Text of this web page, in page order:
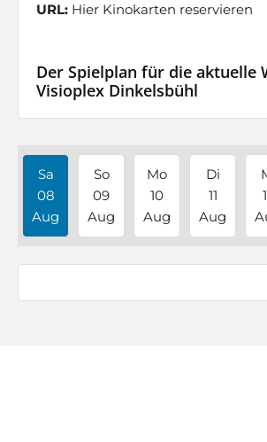
URL: Hier Kinokarten reservieren
Der Spielplan für die aktuelle
Visioplex Dinkelsbühl
Sa
08
Aug
So
09
Aug
Mo
10
Aug
Di
11
Aug